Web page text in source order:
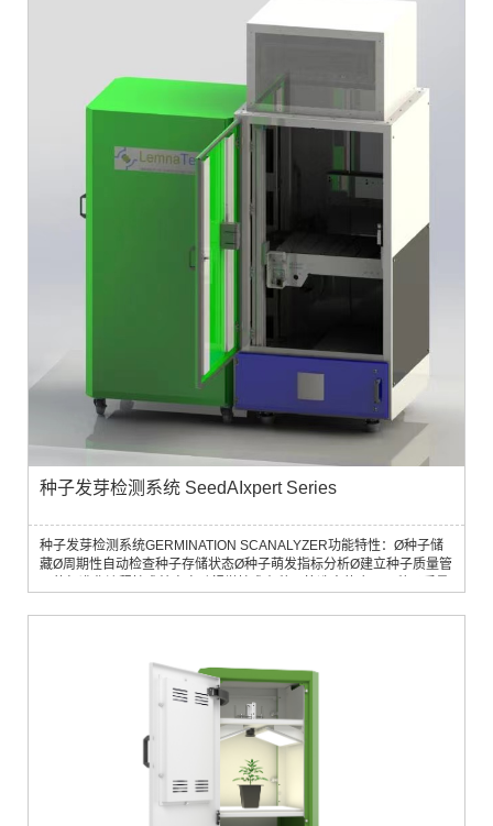
种子发芽检测系统 SeedAIxpert Series
种子发芽检测系统GERMINATION SCANALYZER功能特性：Ø种子储
藏Ø周期性自动检查种子存储状态Ø种子萌发指标分析Ø建立种子质量管
他作物或杂草种子的存在数量（纯净度），另外还有发芽率、活力、外